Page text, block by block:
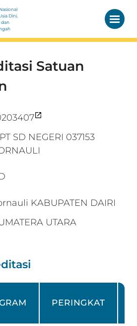
Dini,
dan
Satuan
SD NEGERI 037153
KABUPATEN DAIRI
UTARA
PERINGKAT